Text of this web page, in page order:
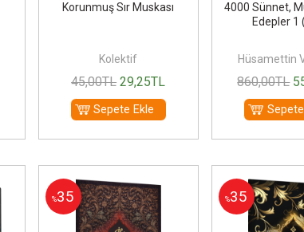
Korunmuş Sır Muskası
Kolektif
45,00TL 29,25TL
Sepete Ekle
4000 Sünnet,
Edepler 1
Hüsamettin
860,00TL
%35 %35